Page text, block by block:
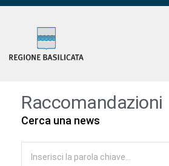
Raccomandazioni
Cerca una news